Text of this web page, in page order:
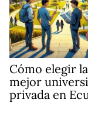
Cómo elegir la
mejor
privada en